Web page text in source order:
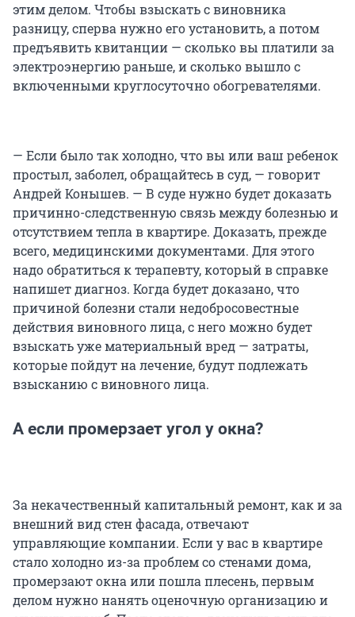
этим делом. Чтобы взыскать с виновника
разницу, сперва нужно его установить, а потом
предъявить квитанции — сколько вы платили за
электроэнергию раньше, и сколько вышло с
включенными круглосуточно обогревателями.
— Если было так холодно, что вы или ваш ребенок
простыл, заболел, обращайтесь в суд, — говорит
Андрей Конышев. — В суде нужно будет доказать
причинно-следственную связь между болезнью и
отсутствием тепла в квартире. Доказать, прежде
всего, медицинскими документами. Для этого
надо обратиться к терапевту, который в справке
напишет диагноз. Когда будет доказано, что
причиной болезни стали недобросовестные
действия виновного лица, с него можно будет
взыскать уже материальный вред — затраты,
которые пойдут на лечение, будут подлежать
взысканию с виновного лица.
А если промерзает угол у окна?
За некачественный капитальный ремонт, как и за
внешний вид стен фасада, отвечают
управляющие компании. Если у вас в квартире
стало холодно из-за проблем со стенами дома,
промерзают окна или пошла плесень, первым
делом нужно нанять оценочную организацию и